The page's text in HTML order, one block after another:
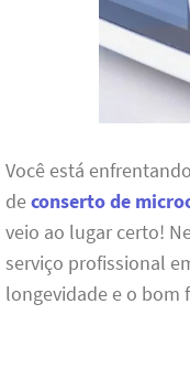
Você está
deconserto de
veio ao lugar certo!
serviço profissional
longevidade e o bom